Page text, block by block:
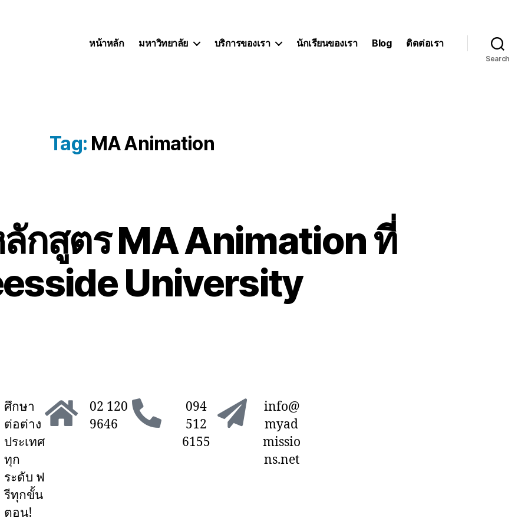
หน้าหลัก มหาวิทยาลัย บริการของเรา นักเรียนของเรา Blog ติดต่อเรา
Search
Tag: MA Animation
ลักสูตร MA Animation ที่
University
ศึกษา
ต่อต่าง
ประเทศ
ทุก
ระดับ ฟ
รีทุกขั้น
ตอน!
02 120
9646
094
512
6155
info@
myad
missio
ns.net